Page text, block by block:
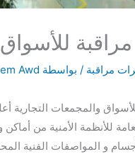
مراقبة / بواسطة Awd
والمجمعات
للأنظمة الأمنية من